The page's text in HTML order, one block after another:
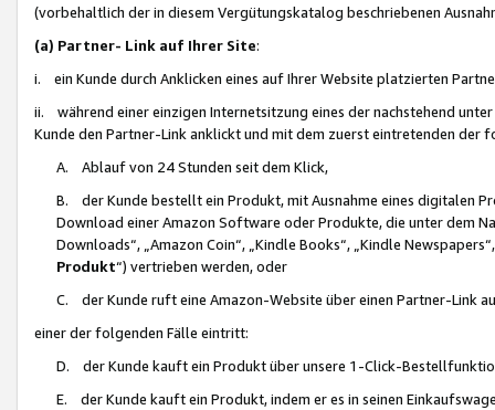
(vorbehaltlich der in diesem Vergütungskatalog beschriebenen
(a) Partner- Link auf Ihrer Site:
i. ein Kunde durch Anklicken eines auf Ihrer Website platzierten
ii. während einer einzigen Internetsitzung eines der nachstehend
Kunde den Partner-Link anklickt und mit dem zuerst eintretenden der
A. Ablauf von 24 Stunden seit dem Klick,
B. der Kunde bestellt ein Produkt, mit Ausnahme eines digitalen
Download einer Amazon Software oder Produkte, die unter dem
Downloads“, „Amazon Coin“, „Kindle Books“, „Kindle
Produkt“) vertrieben werden, oder
C. der Kunde ruft eine Amazon-Website über einen Partner-Link
einer der folgenden Fälle eintritt:
D. der Kunde kauft ein Produkt über unsere 1-Click-
E. der Kunde kauft ein Produkt, indem er es in seinen